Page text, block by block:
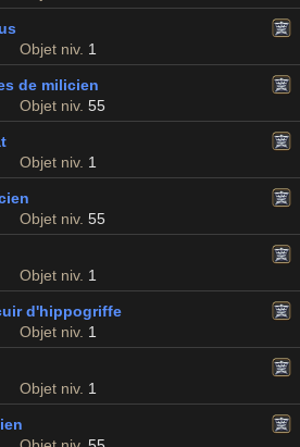
Objet niv. 1
de milicien
Objet niv. 55
Objet niv. 1
Objet niv. 55
Objet niv. 1
d'hippogriffe
Objet niv. 1
Objet niv. 1